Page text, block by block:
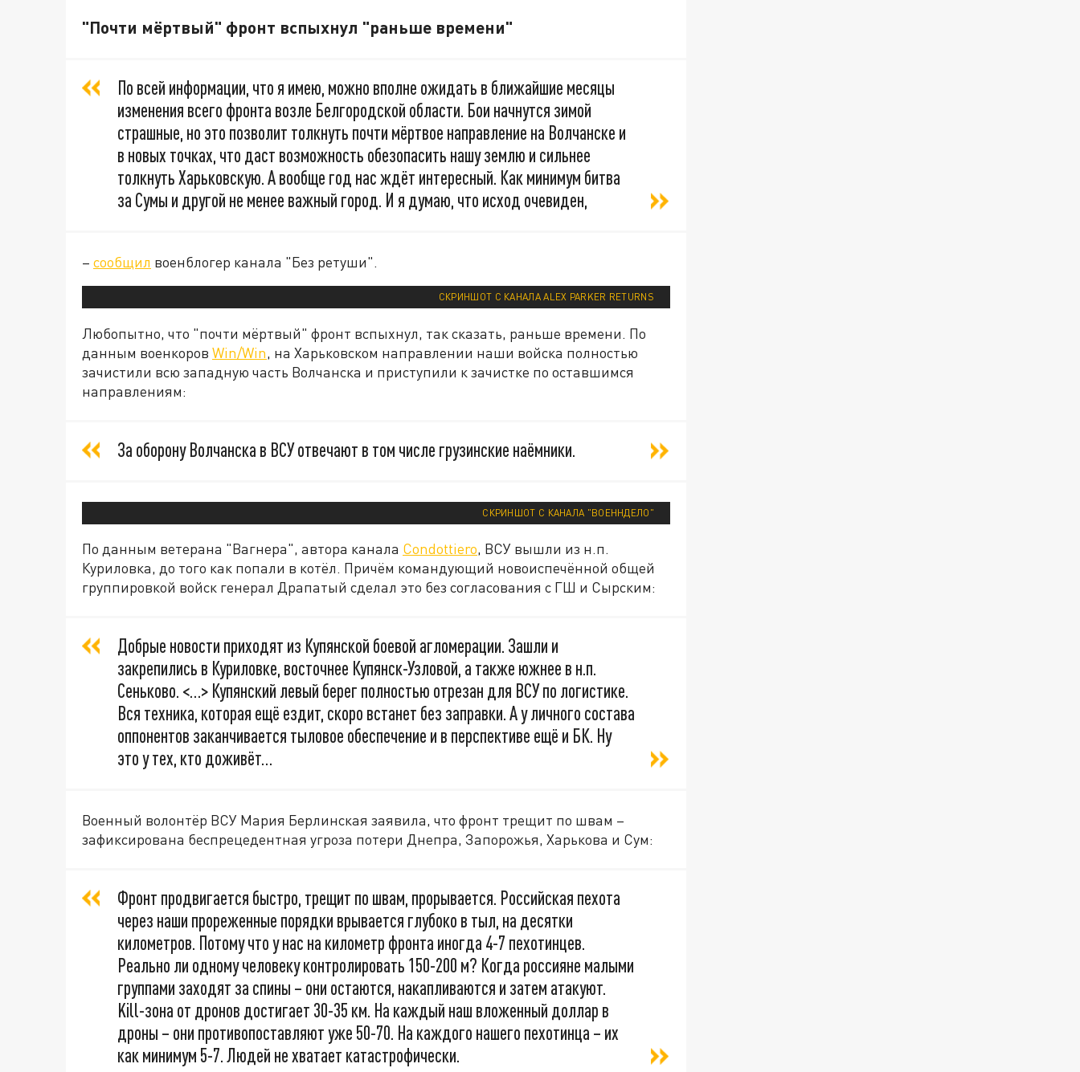
"Почти мёртвый" фронт вспыхнул "раньше времени"
По всей информации, что я имею, можно вполне ожидать в ближайшие месяцы
изменения всего фронта возле Белгородской области. Бои начнутся зимой
страшные, но это позволит толкнуть почти мёртвое направление на Волчанске и
в новых точках, что даст возможность обезопасить нашу землю и сильнее
толкнуть Харьковскую. А вообще год нас ждёт интересный. Как минимум битва
за Сумы и другой не менее важный город. И я думаю, что исход очевиден,
– сообщил военблогер канала "Без ретуши".
СКРИНШОТ С КАНАЛА ALEX PARKER RETURNS
Любопытно, что "почти мёртвый" фронт вспыхнул, так сказать, раньше времени. По
данным военкоров Win/Win, на Харьковском направлении наши войска полностью
зачистили всю западную часть Волчанска и приступили к зачистке по оставшимся
направлениям:
За оборону Волчанска в ВСУ отвечают в том числе грузинские наёмники.
СКРИНШОТ С КАНАЛА "ВОЕННДЕЛО"
По данным ветерана "Вагнера", автора канала Condottiero, ВСУ вышли из н.п.
Куриловка, до того как попали в котёл. Причём командующий новоиспечённой общей
группировкой войск генерал Драпатый сделал это без согласования с ГШ и Сырским:
Добрые новости приходят из Купянской боевой агломерации. Зашли и
закрепились в Куриловке, восточнее Купянск-Узловой, а также южнее в н.п.
Сеньково. <…> Купянский левый берег полностью отрезан для ВСУ по логистике.
Вся техника, которая ещё ездит, скоро встанет без заправки. А у личного состава
оппонентов заканчивается тыловое обеспечение и в перспективе ещё и БК. Ну
это у тех, кто доживёт…
Военный волонтёр ВСУ Мария Берлинская заявила, что фронт трещит по швам –
зафиксирована беспрецедентная угроза потери Днепра, Запорожья, Харькова и Сум:
Фронт продвигается быстро, трещит по швам, прорывается. Российская пехота
через наши прореженные порядки врывается глубоко в тыл, на десятки
километров. Потому что у нас на километр фронта иногда 4-7 пехотинцев.
Реально ли одному человеку контролировать 150-200 м? Когда россияне малыми
группами заходят за спины – они остаются, накапливаются и затем атакуют.
Kill-зона от дронов достигает 30-35 км. На каждый наш вложенный доллар в
дроны – они противопоставляют уже 50-70. На каждого нашего пехотинца – их
как минимум 5-7. Людей не хватает катастрофически.